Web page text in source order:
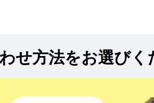
せ方法をお選びく